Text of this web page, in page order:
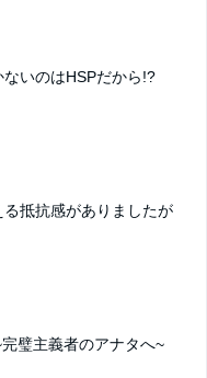
いのはHSPだから!?
抵抗感がありましたが
璧主義者のアナタへ~